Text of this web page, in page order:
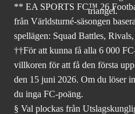
** EA SPORTS FC™ 26
från Världsturné-säsongen
spellägen: Squad Battles,
††För att kunna få alla 6 000
villkoren för att få den första
den 15 juni 2026. Om du löser
du inga FC-poäng.
§ Val plockas från